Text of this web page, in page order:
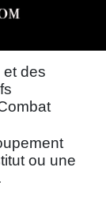
des
ou une